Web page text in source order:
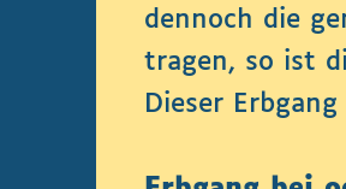
dennoch die
tragen, so ist
Dieser